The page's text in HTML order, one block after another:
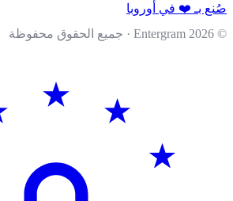
بـ ❤️ في أوروبا
· جميع الحقوق محفوظة